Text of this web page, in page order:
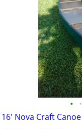
• •
16' Nova Craft Canoe